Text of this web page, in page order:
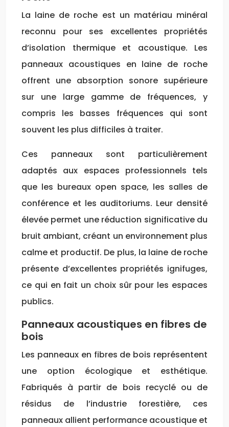
La laine de roche est un matériau minéral
reconnu pour ses excellentes propriétés
d’isolation thermique et acoustique. Les
panneaux acoustiques en laine de roche
offrent une absorption sonore supérieure
sur une large gamme de fréquences, y
compris les basses fréquences qui sont
souvent les plus difficiles à traiter.
Ces panneaux sont particulièrement
adaptés aux espaces professionnels tels
que les bureaux open space, les salles de
conférence et les auditoriums. Leur densité
élevée permet une réduction significative du
bruit ambiant, créant un environnement plus
calme et productif. De plus, la laine de roche
présente d’excellentes propriétés ignifuges,
ce qui en fait un choix sûr pour les espaces
publics.
Panneaux acoustiques en fibres de
bois
Les panneaux en fibres de bois représentent
une option écologique et esthétique.
Fabriqués à partir de bois recyclé ou de
résidus de l’industrie forestière, ces
panneaux allient performance acoustique et